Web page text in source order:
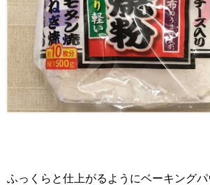
ふっくらと仕上がるようにベーキング